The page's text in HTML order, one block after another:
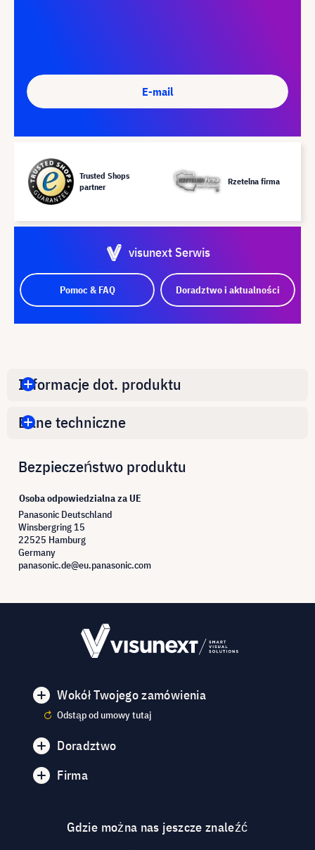
E-mail
Trusted Shops
partner
Rzetelna firma
visunext Serwis
Pomoc & FAQ Doradztwo i aktualności
Informacje dot. produktu
Dane techniczne
Bezpieczeństwo produktu
Osoba odpowiedzialna za UE
Panasonic Deutschland
Winsbergring 15
22525 Hamburg
Germany
panasonic.de@eu.panasonic.com
Wokół Twojego zamówienia
Odstąp od umowy tutaj
Doradztwo
Firma
Gdzie można nas jeszcze znaleźć